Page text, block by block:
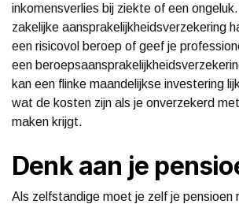
inkomensverlies bij ziekte of een
zakelijke aansprakelijkheidsverzekering
een risicovol beroep of geef je
een
kan een flinke maandelijkse investering
wat de kosten zijn als je onverzekerd
maken krijgt.
Denk aan je
Als zelfstandige moet je zelf je pensioen